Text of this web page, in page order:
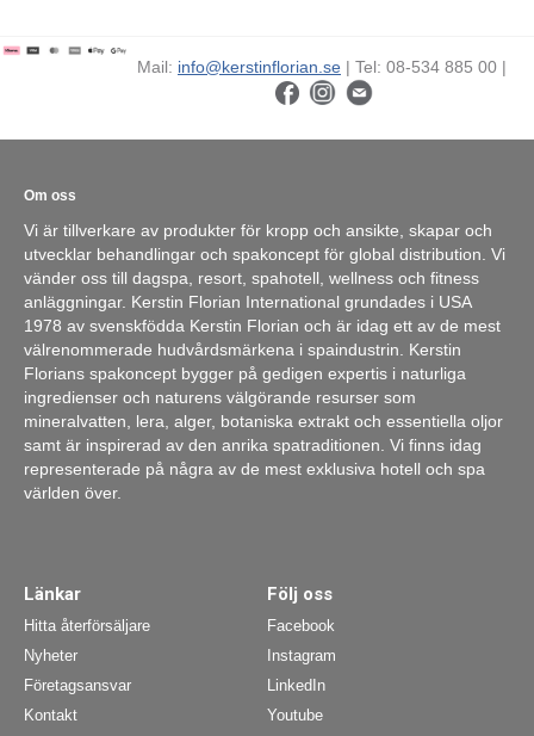
Mail: info@kerstinflorian.se | Tel: 08-534 885 00 |
Om oss
Vi är tillverkare av produkter för kropp och ansikte, skapar och
utvecklar behandlingar och spakoncept för global distribution. Vi
vänder oss till dagspa, resort, spahotell, wellness och fitness
anläggningar. Kerstin Florian International grundades i USA
1978 av svenskfödda Kerstin Florian och är idag ett av de mest
välrenommerade hudvårdsmärkena i spaindustrin. Kerstin
Florians spakoncept bygger på gedigen expertis i naturliga
ingredienser och naturens välgörande resurser som
mineralvatten, lera, alger, botaniska extrakt och essentiella oljor
samt är inspirerad av den anrika spatraditionen. Vi finns idag
representerade på några av de mest exklusiva hotell och spa
världen över.
Länkar
Hitta återförsäljare
Nyheter
Företagsansvar
Kontakt
Följ oss
Facebook
Instagram
LinkedIn
Youtube